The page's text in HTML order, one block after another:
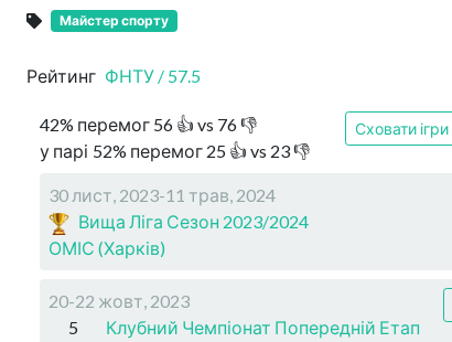
Майстер спорту
Рейтинг ФНТУ / 57.5
42% перемог 56 👍 vs 76👎
у парі 52% перемог 25 👍 vs 23👎
Сховати ігри
30 лист, 2023-11 трав, 2024
Вища Ліга Сезон 2023/2024
ОМІС (Харків)
20-22 жовт, 2023
5
Клубний Чемпіонат Попередній Етап